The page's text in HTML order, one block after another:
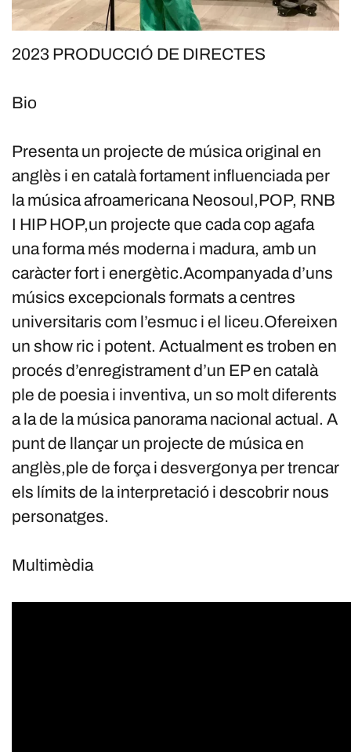
2023 PRODUCCIÓ DE DIRECTES
Bio
Presenta un projecte de música original en
anglès i en català fortament influenciada per
la música afroamericana Neosoul,POP, RNB
I HIP HOP,un projecte que cada cop agafa
una forma més moderna i madura, amb un
caràcter fort i energètic.Acompanyada d’uns
músics excepcionals formats a centres
universitaris com l’esmuc i el liceu.Ofereixen
un show ric i potent. Actualment es troben en
procés d’enregistrament d’un EP en català
ple de poesia i inventiva, un so molt diferents
a la de la música panorama nacional actual. A
punt de llançar un projecte de música en
anglès,ple de força i desvergonya per trencar
els límits de la interpretació i descobrir nous
personatges.
Multimèdia